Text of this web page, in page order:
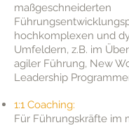
maßgeschneiderten
hochkomplexen und
Umfeldern, z.B. im
agiler Führung, New
Leadership
1:1 Coaching:
Für Führungskräfte im